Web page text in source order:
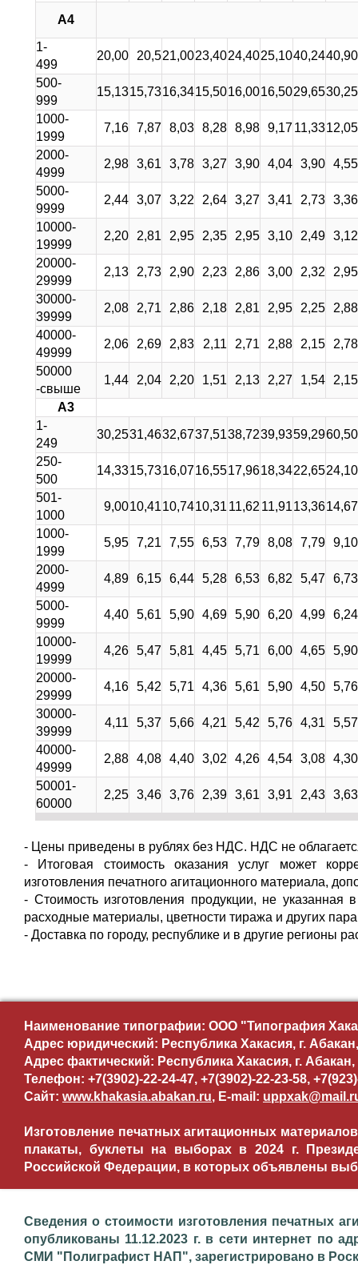
А4
1-
499
20,00 20,521,0023,4024,4025,1040,2440,90
500-
999
15,1315,7316,3415,5016,0016,5029,6530,25
1000-
1999
7,16 7,87 8,03 8,28 8,98 9,1711,3312,05
2000-
4999
2,98 3,61 3,78 3,27 3,90 4,04 3,90 4,55
5000-
9999
2,44 3,07 3,22 2,64 3,27 3,41 2,73 3,36
10000-
19999
2,20 2,81 2,95 2,35 2,95 3,10 2,49 3,12
20000-
29999
2,13 2,73 2,90 2,23 2,86 3,00 2,32
2,95
30000-
39999
2,08 2,71 2,86 2,18 2,81 2,95 2,25
2,88
40000-
49999
2,06 2,69 2,83 2,11 2,71 2,88 2,15
2,78
50000
-свыше
1,44 2,04 2,20 1,51 2,13 2,27 1,54
2,15
А3
1-
249
30,2531,4632,6737,5138,7239,9359,2960,50
250-
500
14,3315,7316,0716,5517,9618,3422,6524,10
501-
1000
9,0010,4110,7410,31 11,62 11,9113,3614,67
1000-
1999
5,95 7,21 7,55 6,53 7,79 8,08 7,79 9,10
2000-
4999
4,89 6,15 6,44 5,28 6,53 6,82 5,47 6,73
5000-
9999
4,40 5,61 5,90 4,69 5,90 6,20 4,99 6,24
10000-
19999
4,26 5,47 5,81 4,45 5,71 6,00 4,65 5,90
20000-
29999
4,16 5,42 5,71 4,36 5,61 5,90 4,50 5,76
30000-
39999
4,11 5,37 5,66 4,21 5,42 5,76 4,31
5,57
40000-
49999
2,88 4,08 4,40 3,02 4,26 4,54 3,08 4,30
50001-
60000
2,25 3,46 3,76 2,39 3,61 3,91 2,43 3,63
- Цены приведены в рублях без НДС. НДС не
- Итоговая стоимость оказания услуг может
изготовления печатного агитационного материала,
- Стоимость изготовления продукции, не
расходные материалы, цветности тиража и других
- Доставка по городу, республике и в другие регионы
Наименование типографии: ООО "Типография
Адрес юридический: Республика Хакасия, г.
Адрес фактический: Республика Хакасия, г.
Телефон: +7(3902)-22-24-47, +7(3902)-22-23-58,
Сайт: www.khakasia.abakan.ru, E-mail:
Изготовление печатных агитационных
плакаты, буклеты на выборах в 2024 г.
Российской Федерации, в которых объявлены
Сведения о стоимости изготовления печатных
опубликованы 11.12.2023 г. в сети интернет по
СМИ "Полиграфист НАП", зарегистрировано в